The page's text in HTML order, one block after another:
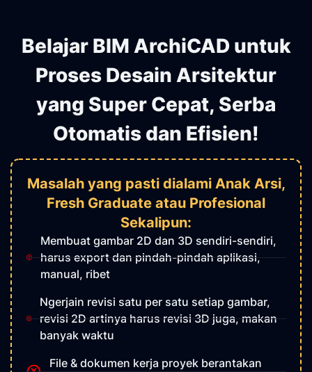
Belajar BIM ArchiCAD untuk
Proses Desain Arsitektur
yang Super Cepat, Serba
Otomatis dan Efisien!
Masalah yang pasti dialami Anak Arsi,
Fresh Graduate atau Profesional
Sekalipun:
Membuat gambar 2D dan 3D sendiri-sendiri,
harus export dan pindah-pindah aplikasi,
manual, ribet
Ngerjain revisi satu per satu setiap gambar,
revisi 2D artinya harus revisi 3D juga, makan
banyak waktu
File & dokumen kerja proyek berantakan